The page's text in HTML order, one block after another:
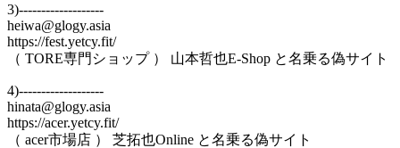
3)-------------------
heiwa@glogy.asia
https://fest.yetcy.fit/
（ TORE専門ショップ ） 山本哲也E-Shop と名乗る偽サイト
4)-------------------
hinata@glogy.asia
https://acer.yetcy.fit/
（ acer市場店 ） 芝拓也Online と名乗る偽サイト